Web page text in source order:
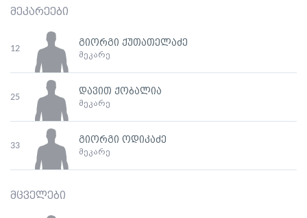
მეკარეები
12
გიორგი ქუთათელაძე
მეკარე
25
დავით ქობალია
მეკარე
33
გიორგი ოდიკაძე
მეკარე
მცველები